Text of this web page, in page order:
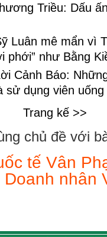
Triều: Dấu
Luân mê mẩn vì
phới” như Bằng
Cảnh Báo:
sử dụng viên
Trang kế >>
chủ đề với
tế Vân
nhân